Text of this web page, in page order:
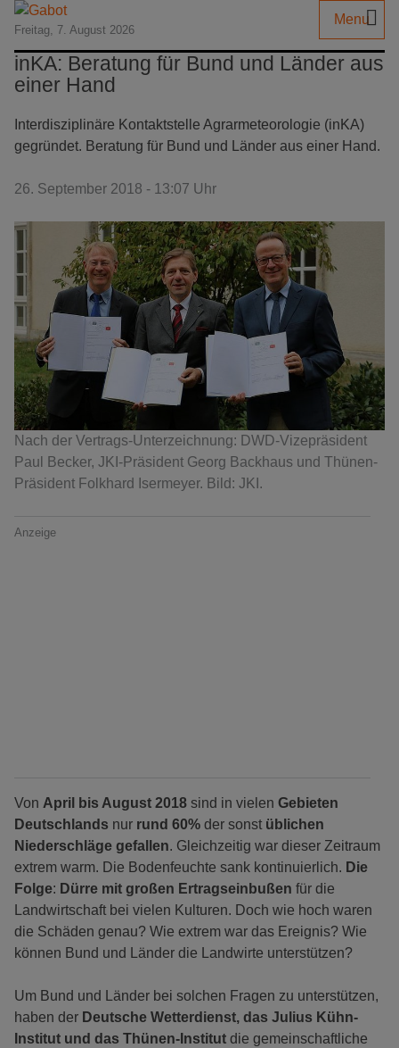
Freitag, 7. August 2026
Menu
inKA: Beratung für Bund und Länder aus
einer Hand
Interdisziplinäre Kontaktstelle Agrarmeteorologie (inKA)
gegründet. Beratung für Bund und Länder aus einer Hand.
26. September 2018 - 13:07 Uhr
Nach der Vertrags-Unterzeichnung: DWD-Vizepräsident
Paul Becker, JKI-Präsident Georg Backhaus und Thünen-
Präsident Folkhard Isermeyer. Bild: JKI.
Anzeige
Von April bis August 2018 sind in vielen Gebieten
Deutschlands nur rund 60% der sonst üblichen
Niederschläge gefallen. Gleichzeitig war dieser Zeitraum
extrem warm. Die Bodenfeuchte sank kontinuierlich. Die
Folge: Dürre mit großen Ertragseinbußen für die
Landwirtschaft bei vielen Kulturen. Doch wie hoch waren
die Schäden genau? Wie extrem war das Ereignis? Wie
können Bund und Länder die Landwirte unterstützen?
Um Bund und Länder bei solchen Fragen zu unterstützen,
haben der Deutsche Wetterdienst, das Julius Kühn-
Institut und das Thünen-Institut die gemeinschaftliche